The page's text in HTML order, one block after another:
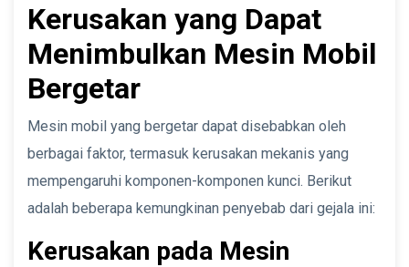
Kerusakan yang Dapat
Menimbulkan Mesin Mobil
Bergetar
Mesin mobil yang bergetar dapat disebabkan oleh
berbagai faktor, termasuk kerusakan mekanis yang
mempengaruhi komponen-komponen kunci. Berikut
adalah beberapa kemungkinan penyebab dari gejala ini:
Kerusakan pada Mesin